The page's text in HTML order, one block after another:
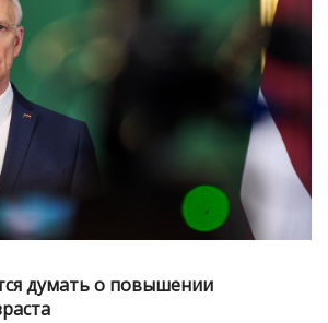
думать о повышении